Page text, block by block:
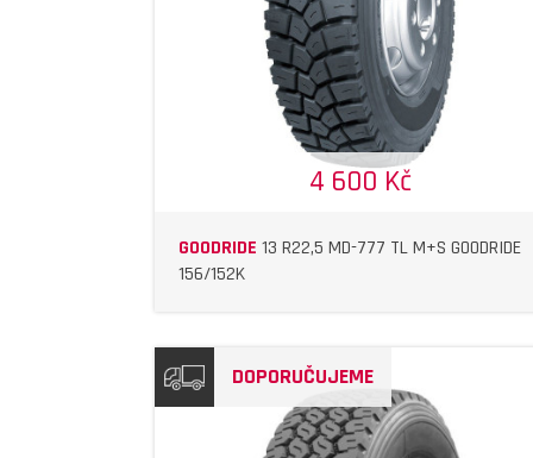
4 600 Kč
GOODRIDE 13 R22,5 MD-777 TL M+S GOODRIDE
156/152K
DOPORUČUJEME